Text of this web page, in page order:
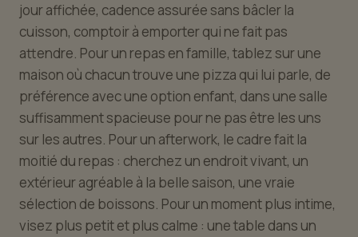
jour affichée, cadence assurée sans bâcler la
cuisson, comptoir à emporter qui ne fait pas
attendre. Pour un repas en famille, tablez sur une
maison où chacun trouve une pizza qui lui parle, de
préférence avec une option enfant, dans une salle
suffisamment spacieuse pour ne pas être les uns
sur les autres. Pour un afterwork, le cadre fait la
moitié du repas : cherchez un endroit vivant, un
extérieur agréable à la belle saison, une vraie
sélection de boissons. Pour un moment plus intime,
visez plus petit et plus calme : une table dans un